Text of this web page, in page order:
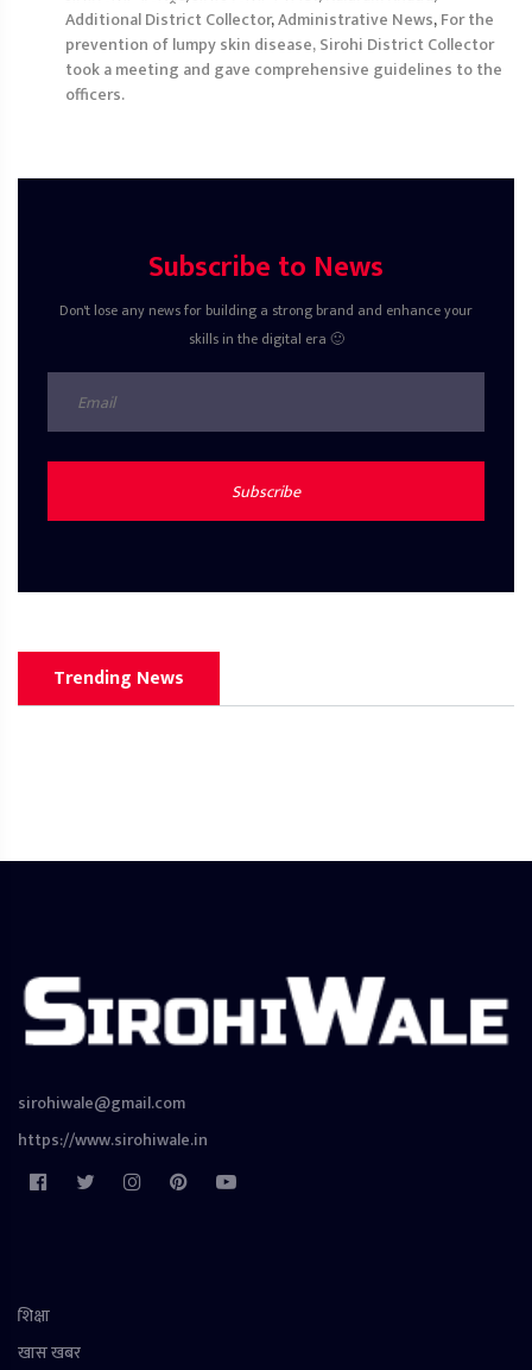
Additional District Collector,Administrative News,For the
prevention of lumpy skin disease, Sirohi District Collector
took a meeting and gave comprehensive guidelines to the
officers.
Subscribe to News
Don't lose any news for building a strong brand and enhance your
skills in the digital era 🙂
Subscribe
Trending News
sirohiwale@gmail.com
https://www.sirohiwale.in
शिक्षा
खास खबर